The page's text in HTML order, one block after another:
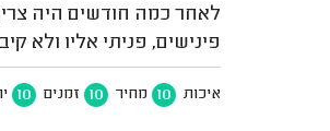
לאחר כמה חודשים היה
פינישים, פניתי אליו ולא
איכות 10 מחיר 10 זמנים 10